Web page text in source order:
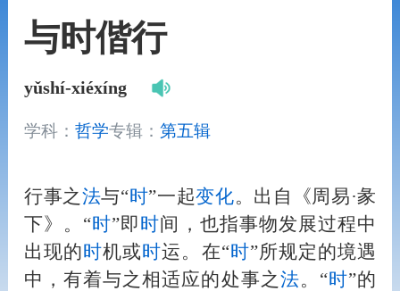
与时偕行
yǔshí-xiéxíng
学科： 哲学专辑： 第五辑
行事之法与“时”一起变化。出自《周易·彖
下》。“时”即 时间，也指事物发展过程中
出现的 时机或 时运。在“时”所规定的境遇
中，有着与之相适应的处事之法。“时”的